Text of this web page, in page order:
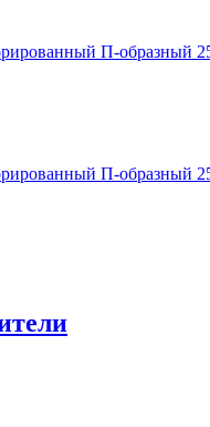
П-образный
П-образный